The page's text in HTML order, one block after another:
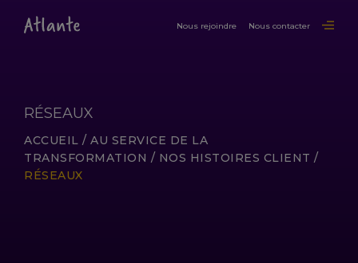
Nous rejoindre Nous contacter
RÉSEAUX
ACCUEIL / AU SERVICE DE LA
TRANSFORMATION / NOS HISTOIRES CLIENT /
RÉSEAUX